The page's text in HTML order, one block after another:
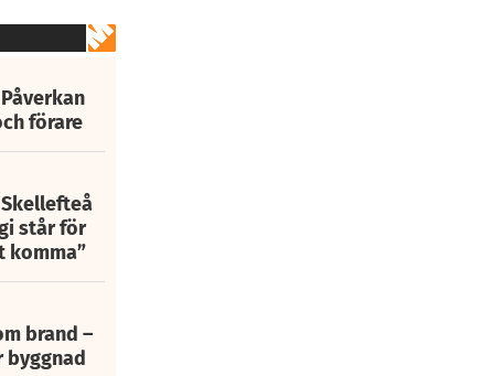
förare
står för
komma”
brand –
byggnad